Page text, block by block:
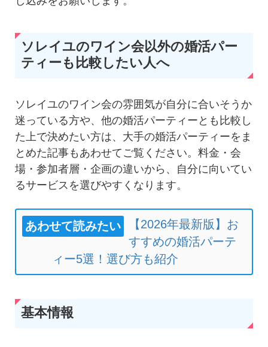
ソレイユのワイン会以外の婚活パー
ティーも比較したい人へ
ソレイユのワイン会の雰囲気が自分に合いそうか
迷っている方や、他の婚活パーティーとも比較し
た上で決めたい方は、大手の婚活パーティーをま
とめた記事もあわせてご覧ください。料金・会
場・参加者層・企画の違いから、自分に向いてい
るサービスを選びやすくなります。
あわせて読みたい
【2026年最新版】お
すすめの婚活パーテ
ィー5選！選び方も紹介
基本情報